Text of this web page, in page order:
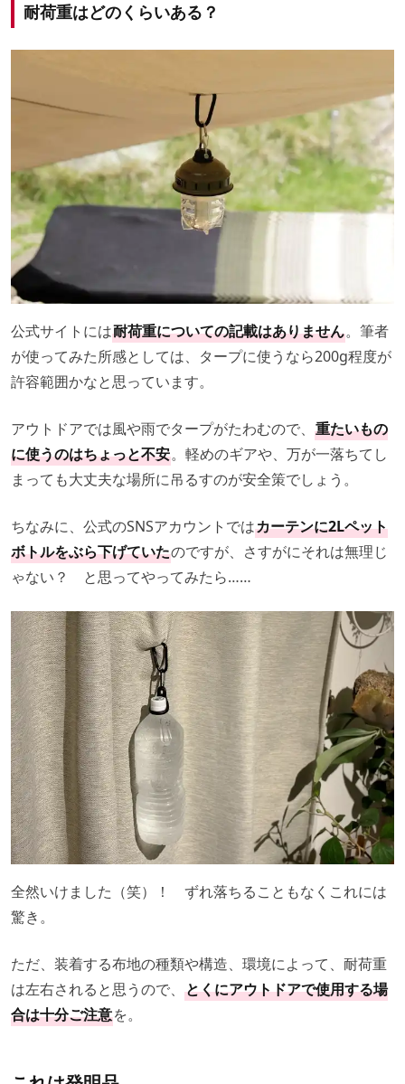
耐荷重はどのくらいある？
公式サイトには耐荷重についての記載はありません。筆者
が使ってみた所感としては、タープに使うなら200g程度が
許容範囲かなと思っています。
アウトドアでは風や雨でタープがたわむので、 重たいもの
に使うのはちょっと不安。軽めのギアや、万が一落ちてし
まっても大丈夫な場所に吊るすのが安全策でしょう。
ちなみに、公式のSNSアカウントではカーテンに2Lペット
ボトルをぶら下げていたのですが、さすがにそれは無理じ
ゃない？ と思ってやってみたら……
全然いけました（笑）！ ずれ落ちることもなくこれには
驚き。
ただ、装着する布地の種類や構造、環境によって、耐荷重
は左右されると思うので、 とくにアウトドアで使用する場
合は十分ご注意を。